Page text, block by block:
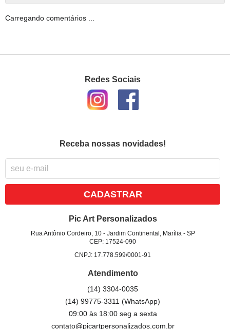
Carregando comentários ...
Redes Sociais
Receba nossas novidades!
CADASTRAR
Pic Art Personalizados
Rua Antônio Cordeiro, 10- Jardim Continental, Marília- SP
CEP: 17524-090
CNPJ: 17.778.599/0001-91
Atendimento
(14) 3304-0035
(14) 99775-3311(WhatsApp)
09:00 às 18:00 seg a sexta
contato@picartpersonalizados.com.br